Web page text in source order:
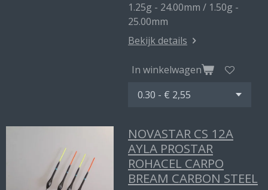
1.25g - 24.00mm / 1.50g -
25.00mm
Bekijk details
In winkelwagen
NOVASTAR CS 12A
AYLA PROSTAR
ROHACEL CARPO
BREAM CARBON STEEL